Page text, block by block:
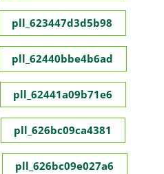
pll_623447d3d5b98
pll_62440bbe4b6ad
pll_62441a09b71e6
pll_626bc09ca4381
pll_626bc09e027a6